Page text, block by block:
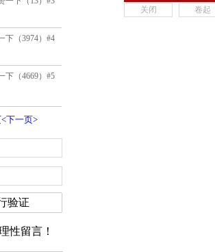
关闭 卷起